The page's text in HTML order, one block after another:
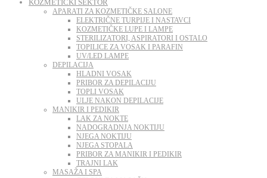
KOZMETIČKI SEKTOR
APARATI ZA KOZMETIČKE SALONE
ELEKTRIČNE TURPIJE I NASTAVCI
KOZMETIČKE LUPE I LAMPE
STERILIZATORI, ASPIRATORI I OSTALO
TOPILICE ZA VOSAK I PARAFIN
UV/LED LAMPE
DEPILACIJA
HLADNI VOSAK
PRIBOR ZA DEPILACIJU
TOPLI VOSAK
ULJE NAKON DEPILACIJE
MANIKIR I PEDIKIR
LAK ZA NOKTE
NADOGRADNJA NOKTIJU
NJEGA NOKTIJU
NJEGA STOPALA
PRIBOR ZA MANIKIR I PEDIKIR
TRAJNI LAK
MASAŽA I SPA